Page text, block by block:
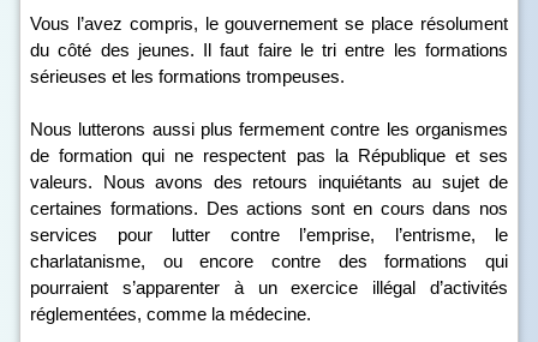
Vous l’avez compris, le gouvernement se place résolument
du côté des jeunes. Il faut faire le tri entre les formations
sérieuses et les formations trompeuses.
Nous lutterons aussi plus fermement contre les organismes
de formation qui ne respectent pas la République et ses
valeurs. Nous avons des retours inquiétants au sujet de
certaines formations. Des actions sont en cours dans nos
services pour lutter contre l’emprise, l’entrisme, le
charlatanisme, ou encore contre des formations qui
pourraient s’apparenter à un exercice illégal d’activités
réglementées, comme la médecine.